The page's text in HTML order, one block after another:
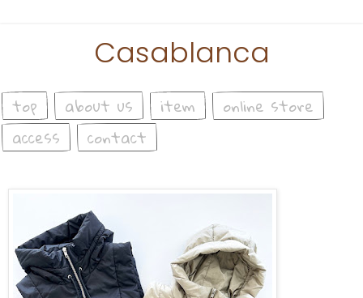
Casablanca
top about us item
online store
access
contact